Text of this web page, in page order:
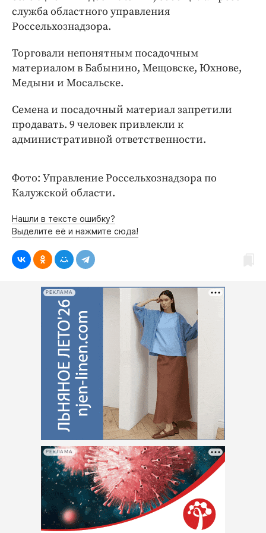
Интересное чтиво
Работодатель года
служба областного управления
Россельхознадзора.
Торговали непонятным посадочным
материалом в Бабынино, Мещовске, Юхнове,
Медыни и Мосальске.
Семена и посадочный материал запретили
продавать. 9 человек привлекли к
административной ответственности.
Фото: Управление Россельхознадзора по
Калужской области.
Нашли в тексте ошибку?
Выделите её и нажмите сюда!
РЕКЛАМА
РЕКЛАМА